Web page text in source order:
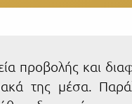
προβολής και
της μέσα.